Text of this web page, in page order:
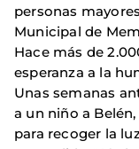
personas
Municipal de
Hace más de
esperanza a la
Unas semanas
a un niño a
para recoger la